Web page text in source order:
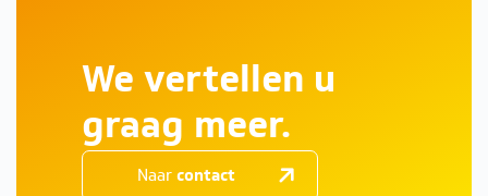
We vertellen u
graag meer.
Naarcontact